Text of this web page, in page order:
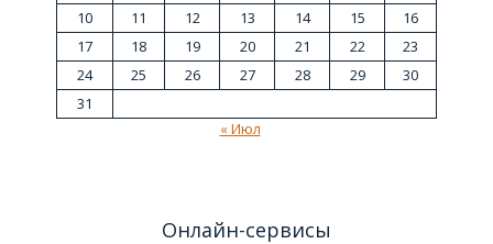
10
11 12 13 14 15
16
17
18 19 20 21 22
23
24
25 26 27 28 29
30
31
« Июл
Онлайн-сервисы